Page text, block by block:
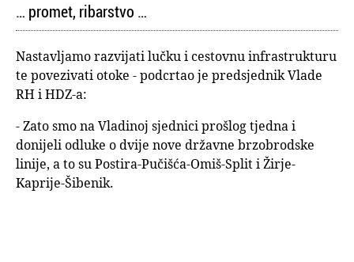
… promet, ribarstvo …
Nastavljamo razvijati lučku i cestovnu infrastrukturu
te povezivati otoke - podcrtao je predsjednik Vlade
RH i HDZ-a:
- Zato smo na Vladinoj sjednici prošlog tjedna i
donijeli odluke o dvije nove državne brzobrodske
linije, a to su Postira-Pučišća-Omiš-Split i Žirje-
Kaprije-Šibenik.